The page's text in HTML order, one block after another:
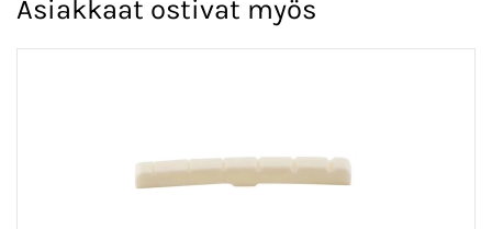
Asiakkaat ostivat myös